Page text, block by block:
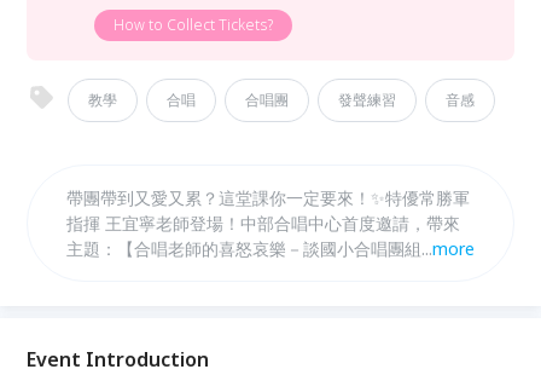
How to Collect Tickets?
教學 合唱 合唱團 發聲練習 音感
帶團帶到又愛又累？這堂課你一定要來！✨特優常勝軍
指揮 王宜寧老師登場！中部合唱中心首度邀請，帶來
主題：【合唱老師的喜怒哀樂－談國小合唱團組訓🎵】
全國特優，搭配活潑接地氣的教學風格，讓你一邊點頭
...more
Event Introduction